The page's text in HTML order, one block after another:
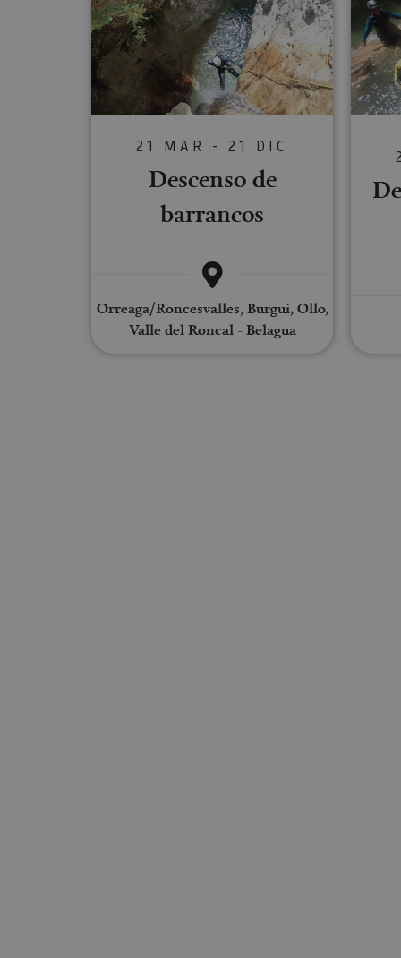
21 MAR - 21 DIC
Descenso de
barrancos
Orreaga/Roncesvalles, Burgui, Ollo,
Valle del Roncal - Belagua
Nombre
C
_ga
Nombre
/
uid
Nombre
Nombre
_hjSession_3655069
GN